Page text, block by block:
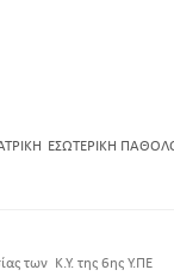
ΕΣΩΤΕΡΙΚΗ
των Κ.Υ. της 6ης Υ.ΠΕ